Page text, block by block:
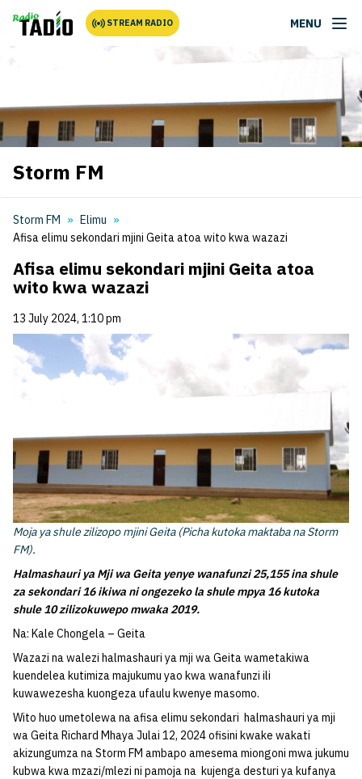
STREAM RADIO MENU
Storm FM
Storm FM
Elimu
Afisa elimu sekondari mjini Geita atoa wito kwa wazazi
Afisa elimu sekondari mjini Geita atoa
wito kwa wazazi
13 July 2024, 1:10 pm
Moja ya shule zilizopo mjini Geita (Picha kutoka maktaba na Storm
FM).
Halmashauri ya Mji wa Geita yenye wanafunzi 25,155 ina shule
za sekondari 16 ikiwa ni ongezeko la shule mpya 16 kutoka
shule 10 zilizokuwepo mwaka 2019.
Na: Kale Chongela – Geita
Wazazi na walezi halmashauri ya mji wa Geita wametakiwa
kuendelea kutimiza majukumu yao kwa wanafunzi ili
kuwawezesha kuongeza ufaulu kwenye masomo.
Wito huo umetolewa na afisa elimu sekondari halmashauri ya mji
wa Geita Richard Mhaya Julai 12, 2024 ofisini kwake wakati
akizungumza na Storm FM ambapo amesema miongoni mwa jukumu
kubwa kwa mzazi/mlezi ni pamoja na kujenga desturi ya kufanya